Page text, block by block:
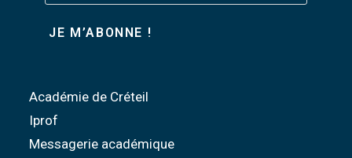
Académie de Créteil
Iprof
Messagerie académique